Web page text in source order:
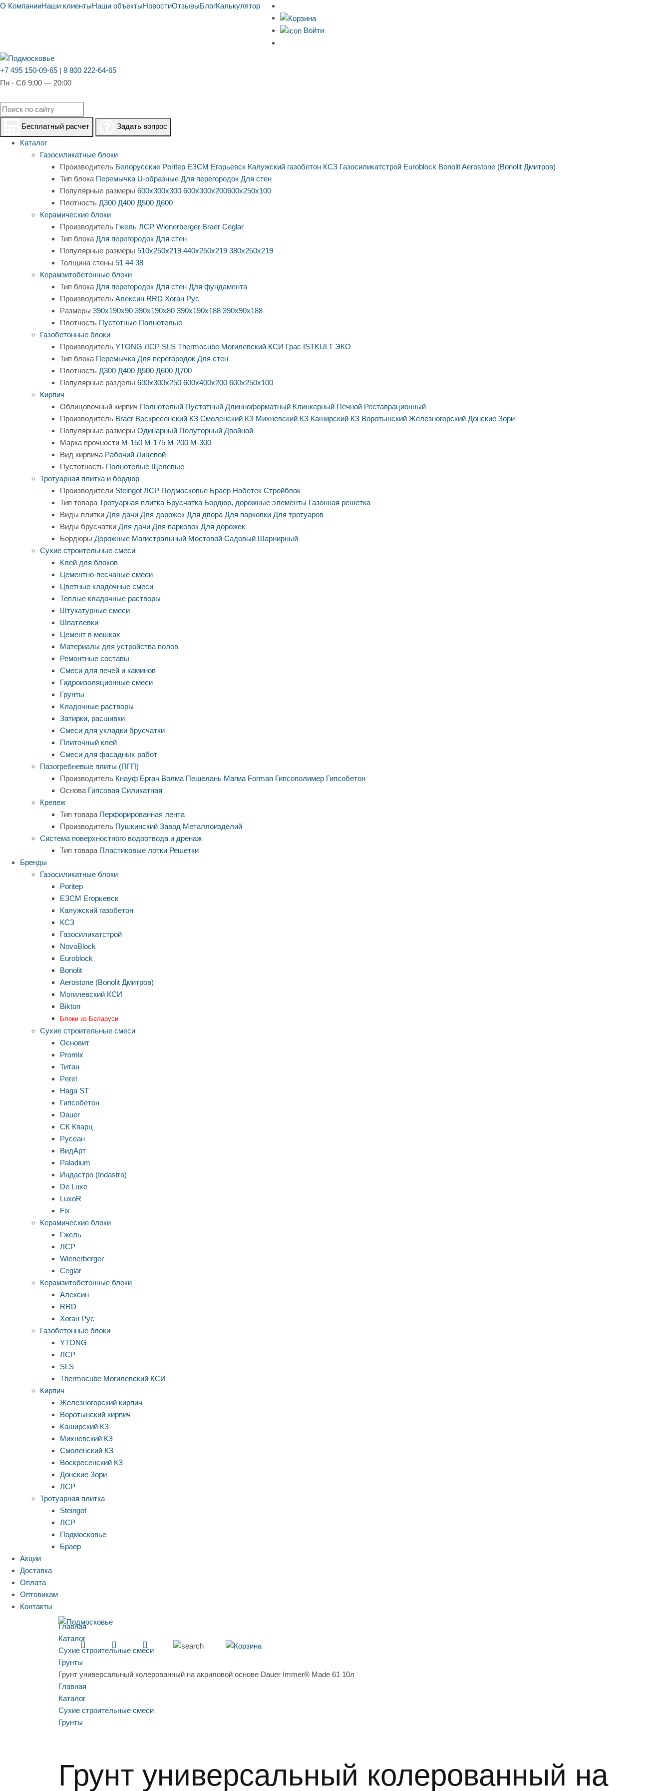
О КомпанииНаши клиентыНаши объектыНовостиОтзывыБлогКалькулятор
Войти
+7 495 150-09-65 | 8 800 222-64-65
Пн - Сб 9:00 — 20:00
Бесплатный расчет
Задать вопрос
Каталог
Газосиликатные блоки
Производитель Белорусские Poritep ЕЗСМ Егорьевск Калужский газобетон КСЗ Газосиликатстрой Euroblock BonolitAerostone (Bonolit Дмитров)
Тип блока Перемычка U-образные Для перегородок Для стен
Популярные размеры 600х300х300 600х300х200600х250х100
Плотность Д300 Д400 Д500 Д600
Керамические блоки
Производитель Гжель ЛСР Wienerberger Braer Ceglar
Тип блока Для перегородок Для стен
Популярные размеры 510х250х219 440х250х219 380х250х219
Толщина стены 51 44 38
Керамзитобетонные блоки
Тип блока Для перегородок Для стен Для фундамента
Производитель Алексин RRD Хоган Рус
Размеры 390х190х90 390х190х80 390х190х188 390х90х188
Плотность Пустотные Полнотелые
Газобетонные блоки
Производитель YTONG ЛСР SLS Thermocube Могилевский КСИ Грас ISTKULT ЭКО
Тип блока Перемычка Для перегородок Для стен
Плотность Д300 Д400 Д500 Д600 Д700
Популярные разделы 600х300х250 600х400х200 600х250х100
Кирпич
Облицовочный кирпич Полнотелый Пустотный Длинноформатный Клинкерный Печной Реставрационный
Производитель Braer Воскресенский КЗ Смоленский КЗ Михневский КЗ Каширский КЗ Воротынский Железногорский Донские Зори
Популярные размеры Одинарный Полуторный Двойной
Марка прочности М-150 М-175 М-200 М-300
Вид кирпича Рабочий Лицевой
Пустотность Полнотелые Щелевые
Тротуарная плитка и бордюр
Производители Steingot ЛСР Подмосковье Браер Нобетек Стройблок
Тип товара Тротуарная плитка Брусчатка Бордюр, дорожные элементы Газонная решетка
Виды плитки Для дачи Для дорожек Для двора Для парковки Для тротуаров
Виды брусчатки Для дачи Для парковок Для дорожек
Бордюры Дорожные Магистральный Мостовой Садовый Шарнирный
Сухие строительные смеси
Клей для блоков
Цементно-песчаные смеси
Цветные кладочные смеси
Теплые кладочные растворы
Штукатурные смеси
Шпатлевки
Цемент в мешках
Материалы для устройства полов
Ремонтные составы
Смеси для печей и каминов
Гидроизоляционные смеси
Грунты
Кладочные растворы
Затирки, расшивки
Смеси для укладки брусчатки
Плиточный клей
Смеси для фасадных работ
Пазогребневые плиты (ПГП)
Производитель Кнауф Ергач Волма Пешелань Магма Forman Гипсополимер Гипсобетон
Основа Гипсовая Силикатная
Крепеж
Тип товара Перфорированная лента
Производитель Пушкинский Завод Металлоизделий
Система поверхностного водоотвода и дренаж
Тип товара Пластиковые лотки Решетки
Бренды
Газосиликатные блоки
Poritep
ЕЗСМ Егорьевск
Калужский газобетон
КСЗ
Газосиликатстрой
NovoBlock
Euroblock
Bonolit
Aerostone (Bonolit Дмитров)
Могилевский КСИ
Bikton
Блоки из Беларуси
Сухие строительные смеси
Основит
Promix
Титан
Perel
Haga ST
Гипсобетон
Dauer
СК Кварц
Русеан
ВидАрт
Paladium
Индастро (Indastro)
De Luxe
LuxoR
Fix
Керамические блоки
Гжель
ЛСР
Wienerberger
Ceglar
Керамзитобетонные блоки
Алексин
RRD
Хоган Рус
Газобетонные блоки
YTONG
ЛСР
SLS
Thermocube Могилевский КСИ
Кирпич
Железногорский кирпич
Воротынский кирпич
Каширский КЗ
Михневский КЗ
Смоленский КЗ
Воскресенский КЗ
Донские Зори
ЛСР
Тротуарная плитка
Steingot
ЛСР
Подмосковье
Браер
Акции
Доставка
Оплата
Оптовикам
Контакты
Главная
Каталог
Сухие строительные смеси
Грунты
Грунт универсальный колерованный на акриловой основе Dauer Immer® Made 61 10л
Главная
Каталог
Сухие строительные смеси
Грунты
Грунт универсальный колерованный на